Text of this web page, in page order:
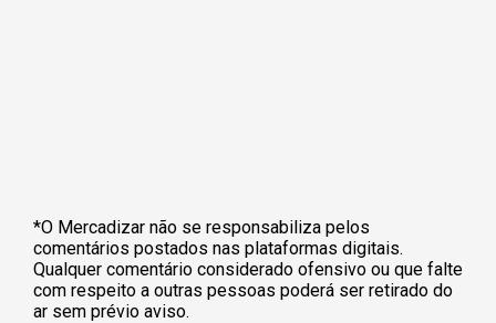
*O Mercadizar não se responsabiliza pelos
comentários postados nas plataformas digitais.
Qualquer comentário considerado ofensivo ou que falte
com respeito a outras pessoas poderá ser retirado do
ar sem prévio aviso.